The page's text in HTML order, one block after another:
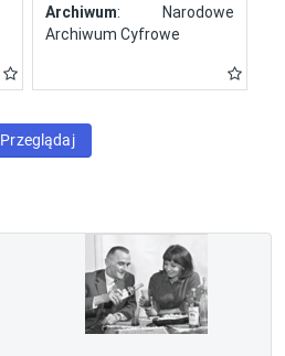
Siemaszki
Archiwum: Narodowe
Archiwum Cyfrowe
Przeglądaj